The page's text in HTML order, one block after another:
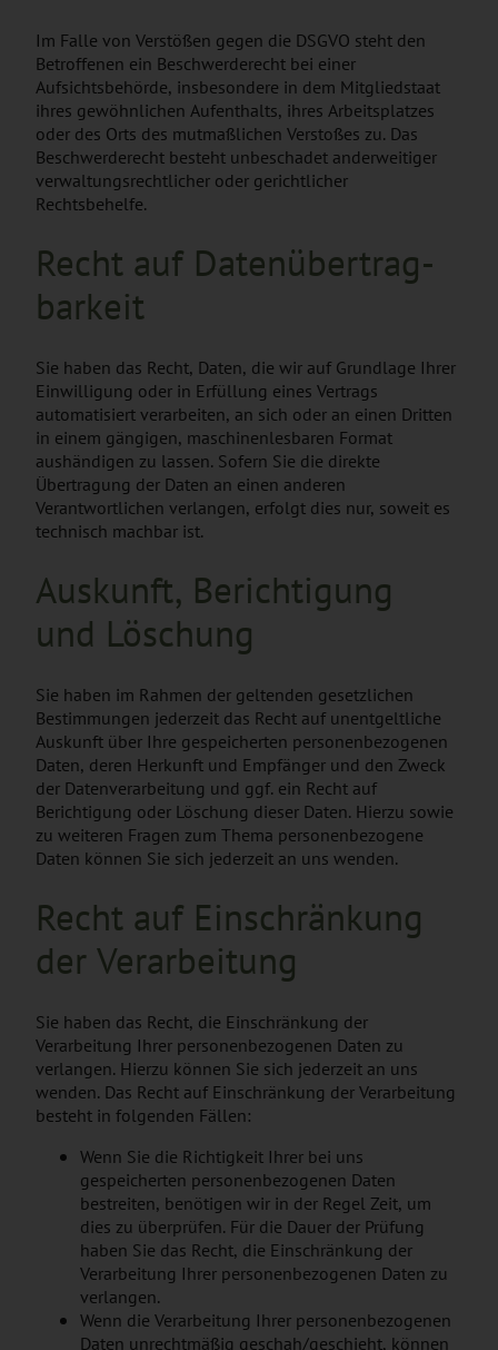
Im Falle von Verstößen gegen die DSGVO steht den
Betroffenen ein Beschwerderecht bei einer
Aufsichtsbehörde, insbesondere in dem Mitgliedstaat
ihres gewöhnlichen Aufenthalts, ihres Arbeitsplatzes
oder des Orts des mutmaßlichen Verstoßes zu. Das
Beschwerderecht besteht unbeschadet anderweitiger
verwaltungsrechtlicher oder gerichtlicher
Rechtsbehelfe.
Recht auf Daten­übertrag­
barkeit
Sie haben das Recht, Daten, die wir auf Grundlage Ihrer
Einwilligung oder in Erfüllung eines Vertrags
automatisiert verarbeiten, an sich oder an einen Dritten
in einem gängigen, maschinenlesbaren Format
aushändigen zu lassen. Sofern Sie die direkte
Übertragung der Daten an einen anderen
Verantwortlichen verlangen, erfolgt dies nur, soweit es
technisch machbar ist.
Auskunft, Berichtigung
und Löschung
Sie haben im Rahmen der geltenden gesetzlichen
Bestimmungen jederzeit das Recht auf unentgeltliche
Auskunft über Ihre gespeicherten personenbezogenen
Daten, deren Herkunft und Empfänger und den Zweck
der Datenverarbeitung und ggf. ein Recht auf
Berichtigung oder Löschung dieser Daten. Hierzu sowie
zu weiteren Fragen zum Thema personenbezogene
Daten können Sie sich jederzeit an uns wenden.
Recht auf Einschränkung
der Verarbeitung
Sie haben das Recht, die Einschränkung der
Verarbeitung Ihrer personenbezogenen Daten zu
verlangen. Hierzu können Sie sich jederzeit an uns
wenden. Das Recht auf Einschränkung der Verarbeitung
besteht in folgenden Fällen:
Wenn Sie die Richtigkeit Ihrer bei uns
gespeicherten personenbezogenen Daten
bestreiten, benötigen wir in der Regel Zeit, um
dies zu überprüfen. Für die Dauer der Prüfung
haben Sie das Recht, die Einschränkung der
Verarbeitung Ihrer personenbezogenen Daten zu
verlangen.
Wenn die Verarbeitung Ihrer personenbezogenen
Daten unrechtmäßig geschah/geschieht, können